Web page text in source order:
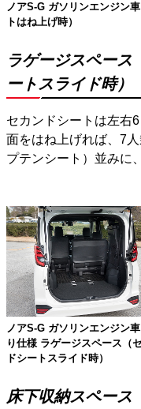
ノアS-G ガソリンエンジン
トはね上げ時）
ラゲージスペース
ートスライド時）
セカンドシートは左右
面をはね上げれば、7
プテンシート）並みに
ノアS-G ガソリンエンジン
り仕様 ラゲージスペース（
ドシートスライド時）
床下収納スペース